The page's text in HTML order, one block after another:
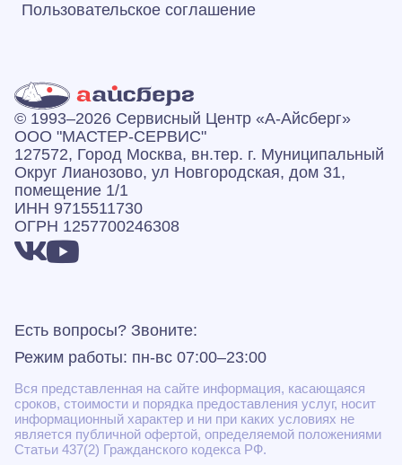
Пользовательское соглашение
© 1993–2026 Сервисный Центр «А‑Айсберг»
ООО "МАСТЕР-СЕРВИС"
127572, Город Москва, вн.тер. г. Муниципальный
Округ Лианозово, ул Новгородская, дом 31,
помещение 1/1
ИНН 9715511730
ОГРН 1257700246308
Есть вопросы? Звоните:
Режим работы: пн-вс 07:00–23:00
Вся представленная на сайте информация, касающаяся
сроков, стоимости и порядка предоставления услуг, носит
информационный характер и ни при каких условиях не
является публичной офертой, определяемой положениями
Статьи 437(2) Гражданского кодекса РФ.